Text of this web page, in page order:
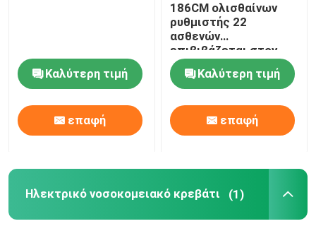
Καλύτερη τιμή
επαφή
186CM ολισθαίνων
ρυθμιστής 22
ασθενών
επιβιβάζεται στον
πτυσσόμενο καμβά
φορείων διάσωσης
έκτακτης ανάγκης
ασθενοφόρων
Καλύτερη τιμή
επαφή
Ηλεκτρικό νοσοκομειακό κρεβάτι (1)